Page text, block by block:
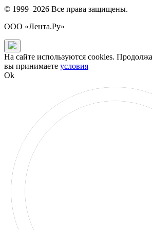
© 1999–2026 Все права защищены.
ООО «Лента.Ру»
На сайте используются cookies.
вы принимаете условия
Ok